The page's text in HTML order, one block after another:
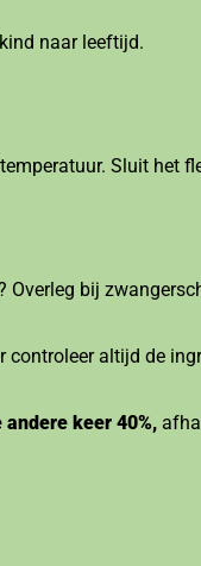
naar leeftijd.
Sluit het
bij
controleer altijd de
keer 40%,